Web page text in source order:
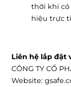
thời khi có
hiệu trực
Liên hệ lắp đặt
CÔNG TY CỔ
Website: